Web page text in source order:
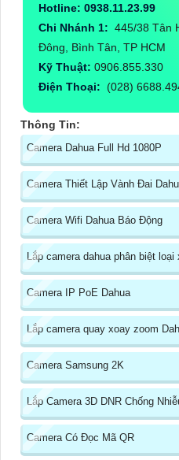
Hotline: 0938.11.23.99
Chi Nhánh 1: 445/38 Tân
Đông, Bình Tân, TP HCM
Kỹ Thuật: 0906.855.330
Điện Thoại: (028)
Thông Tin:
Camera Dahua Full Hd 1080P
Camera Thiết Lập Vành Đai
Camera Wifi Dahua Báo Động
Lắp camera dahua phân biệt loại
Camera IP PoE Dahua
Lắp camera quay xoay zoom
Camera Samsung 2K
Lắp Camera 3D DNR Chống
Camera Có Đọc Mã QR